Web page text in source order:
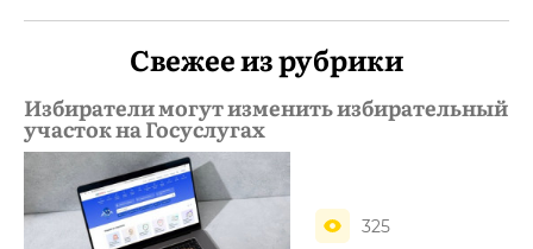
Свежее из рубрики
Избиратели могут изменить избирательный
участок на Госуслугах
325